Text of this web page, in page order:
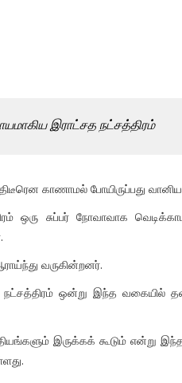
இராட்சத நட்சத்திரம்
காணாமல் போயிருப்பது
ஒரு சுப்பர் நோவாவாக
வருகின்றனர்.
ஒன்று இந்த வகையில்
இருக்கக் கூடும் என்று